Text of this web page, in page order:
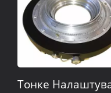
Тонке